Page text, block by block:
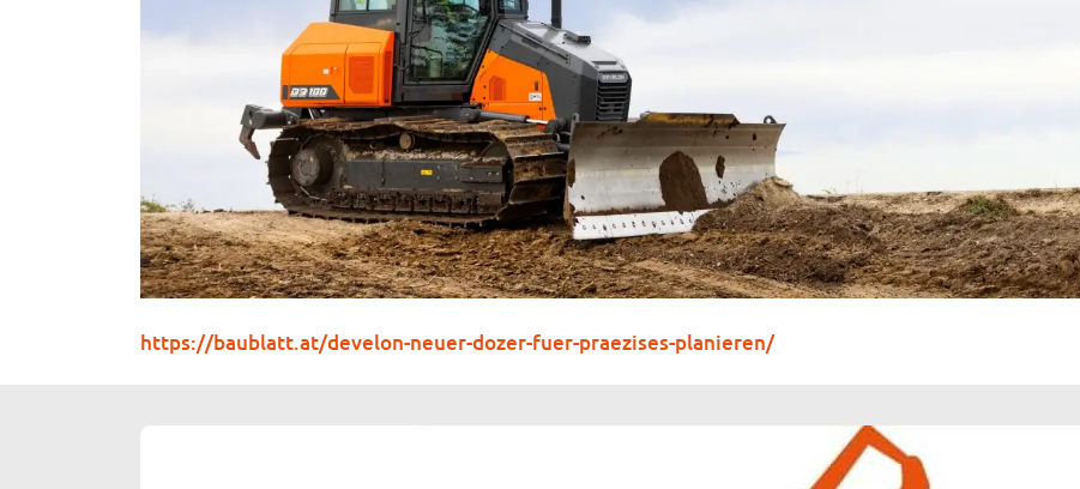
https://baublatt.at/develon-neuer-dozer-fuer-praezises-planieren/